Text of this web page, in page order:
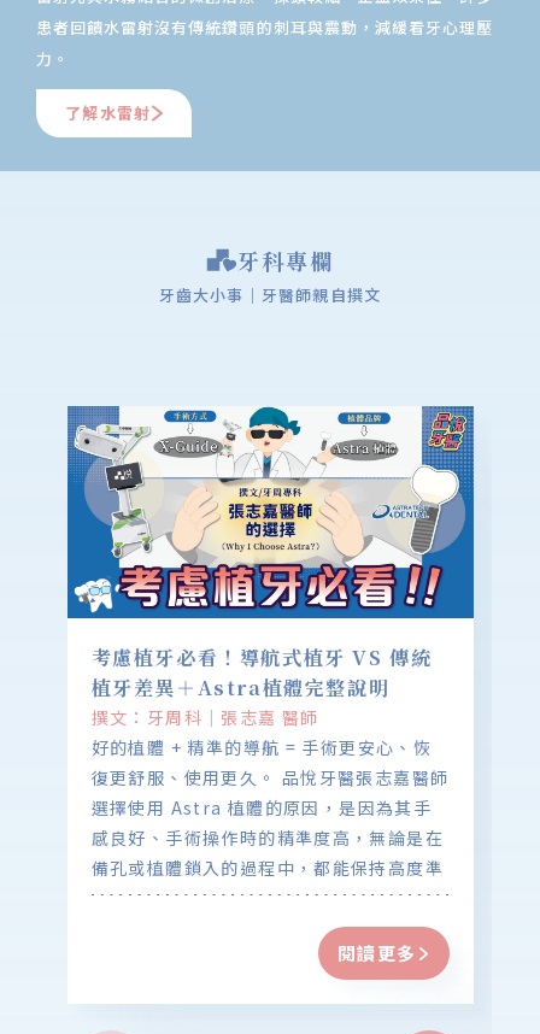
患者回饋水雷射沒有傳統鑽頭的刺耳與震動，減緩看牙心理壓
力。
了解水雷射
牙科專欄
牙齒大小事｜牙醫師親自撰文
考慮植牙必看！導航式植牙 VS 傳統
植牙差異＋Astra植體完整說明
撰文：牙周科｜張志嘉 醫師
好的植體 + 精準的導航 = 手術更安心、恢
復更舒服、使用更久。 品悅牙醫張志嘉醫師
選擇使用 Astra 植體的原因，是因為其手
感良好、手術操作時的精準度高，無論是在
備孔或植體鎖入的過程中，都能保持高度準
確性。 再搭配 X-Guide 植牙導航系統使用
時，植牙的位置、深度與角度都能更精準掌
閱讀更多